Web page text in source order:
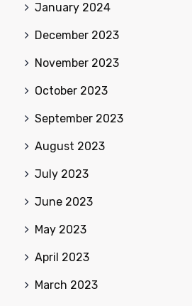
January 2024
December 2023
November 2023
October 2023
September 2023
August 2023
July 2023
June 2023
May 2023
April 2023
March 2023